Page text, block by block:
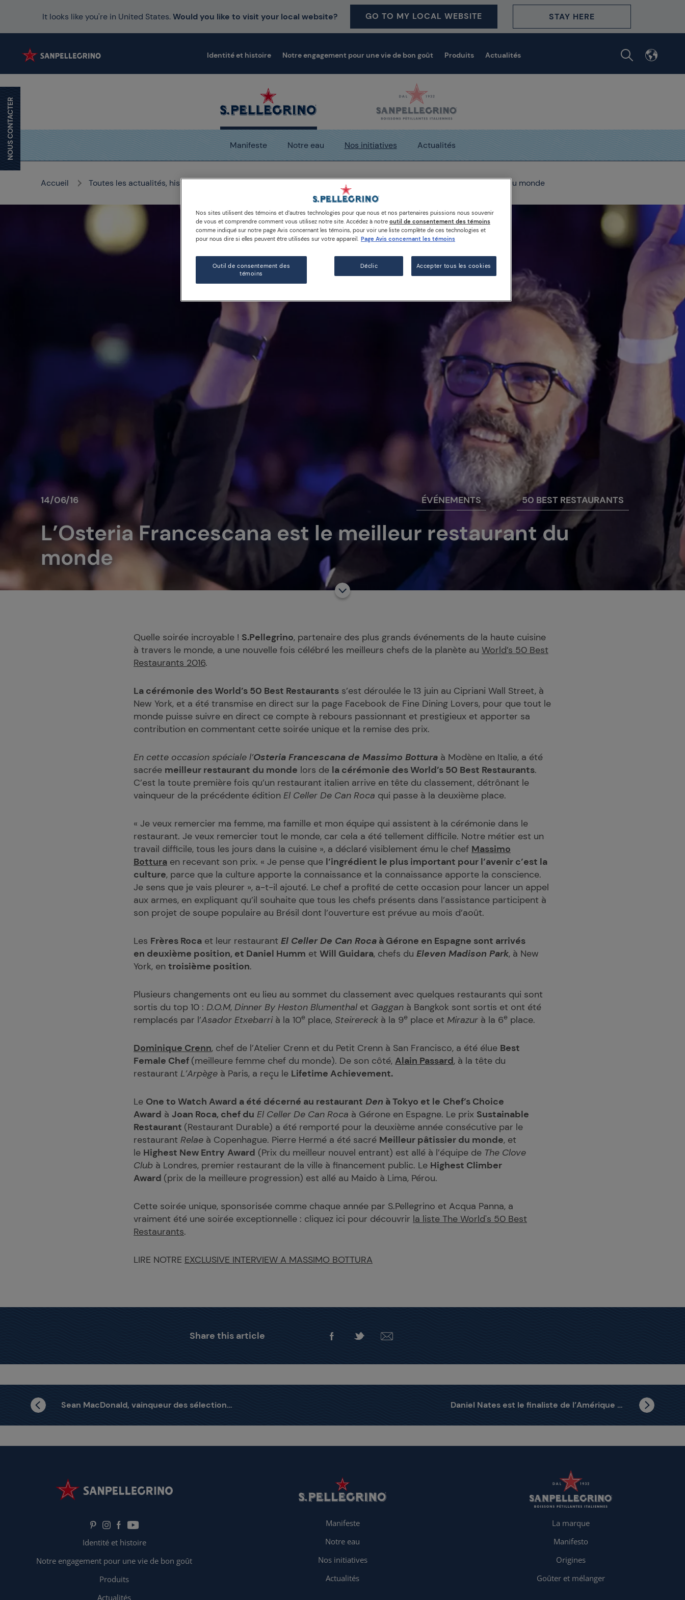
It looks like you're in United States.Would you like to visit your local website? GO TO MY LOCAL WEBSITE STAY HERE
Identité et histoire Notre engagement pour une vie de bon goût Produits Actualités
Manifeste Notre eau Nos initiatives Actualités
Accueil Toutes les actualités, histoires et médias de Sanpellegrino L’Osteria Francescana est le meilleur restaurant du monde
14/06/16 ÉVÉNEMENTS 50 BEST RESTAURANTS
L’Osteria Francescana est le meilleur restaurant du
monde
Quelle soirée incroyable ! S.Pellegrino, partenaire des plus grands événements de la haute cuisine
à travers le monde, a une nouvelle fois célébré les meilleurs chefs de la planète au World’s 50 Best
Restaurants 2016.
La cérémonie des World’s 50 Best Restaurants s’est déroulée le 13 juin au Cipriani Wall Street, à
New York, et a été transmise en direct sur la page Facebook de Fine Dining Lovers, pour que tout le
monde puisse suivre en direct ce compte à rebours passionnant et prestigieux et apporter sa
contribution en commentant cette soirée unique et la remise des prix.
En cette occasion spéciale l’Osteria Francescana de Massimo Bottura à Modène en Italie, a été
sacrée meilleur restaurant du monde lors de la cérémonie desWorld’s 50 Best Restaurants.
C’est la toute première fois qu’un restaurant italien arrive en tête du classement, détrônant le
vainqueur de la précédente édition El Celler De Can Roca qui passe à la deuxième place.
« Je veux remercier ma femme, ma famille et mon équipe qui assistent à la cérémonie dans le
restaurant. Je veux remercier tout le monde, car cela a été tellement difficile. Notre métier est un
travail difficile, tous les jours dans la cuisine », a déclaré visiblement ému le chef Massimo
Bottura en recevant son prix. « Je pense que l’ingrédient le plus important pour l’avenir c’est la
culture, parce que la culture apporte la connaissance et la connaissance apporte la conscience.
Je sens que je vais pleurer », a-t-il ajouté. Le chef a profité de cette occasion pour lancer un appel
aux armes, en expliquant qu’il souhaite que tous les chefs présents dans l’assistance participent à
son projet de soupe populaire au Brésil dont l’ouverture est prévue au mois d’août.
Les Frères Roca et leur restaurant El Celler De Can Roca à Gérone en Espagne sont arrivés
en deuxième position, et Daniel Humm et Will Guidara, chefs du Eleven Madison Park, à New
York, en troisième position.
Plusieurs changements ont eu lieu au sommet du classement avec quelques restaurants qui sont
sortis du top 10 : D.O.M, Dinner By Heston Blumenthal et Gaggan à Bangkok sont sortis et ont été
remplacés par l’Asador Etxebarrià la 10e place, Steirereck à la 9e place et Mirazur à la 6e place.
Dominique Crenn, chef de l’Atelier Crenn et du Petit Crenn à San Francisco, a été élue Best
Female Chef (meilleure femme chef du monde). De son côté, Alain Passard, à la tête du
restaurant L’Arpège à Paris, a reçu le Lifetime Achievement.
Le One to Watch Award a été décerné au restaurant Den à Tokyo et le Chef’s Choice
Award à Joan Roca, chef du El Celler De Can Roca à Gérone en Espagne. Le prix Sustainable
Restaurant (Restaurant Durable) a été remporté pour la deuxième année consécutive par le
restaurant Relae à Copenhague. Pierre Hermé a été sacré Meilleur pâtissier du monde, et
le Highest New Entry Award (Prix du meilleur nouvel entrant) est allé à l’équipe de The Clove
Club à Londres, premier restaurant de la ville à financement public. Le Highest Climber
Award (prix de la meilleure progression) est allé au Maido à Lima, Pérou.
Cette soirée unique, sponsorisée comme chaque année par S.Pellegrino et Acqua Panna, a
vraiment été une soirée exceptionnelle : cliquez ici pour découvrir la liste The World's 50 Best
Restaurants.
LIRE NOTRE EXCLUSIVE INTERVIEW A MASSIMO BOTTURA
Share this article
Sean MacDonald, vainqueur des sélections canadiennes Daniel Nates est le finaliste de l’Amérique latine
Identité et histoire
Notre engagement pour une vie de bon goût
Produits
Actualités
Manifeste
Notre eau
Nos initiatives
Actualités
La marque
Manifesto
Origines
Goûter et mélanger
NOUS CONTACTER
Nos sites utilisent des témoins et d’autres technologies pour que nous et nos partenaires puissions nous souvenir
de vous et comprendre comment vous utilisez notre site. Accédez à notre outil de consentement des témoins
comme indiqué sur notre page Avis concernant les témoins, pour voir une liste complète de ces technologies et
pour nous dire si elles peuvent être utilisées sur votre appareil. Page Avis concernant les témoins
Déclic Accepter tous les cookies
Outil de consentement des
témoins